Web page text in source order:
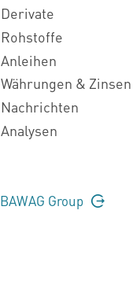
Derivate
Rohstoffe
Anleihen
Währungen & Zinsen
Nachrichten
Analysen
BAWAG Group